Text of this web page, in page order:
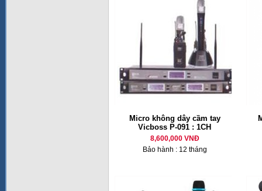
Micro không dây cầm tay
Vicboss P-091 : 1CH
8,600,000 VNĐ
Bảo hành : 12 tháng